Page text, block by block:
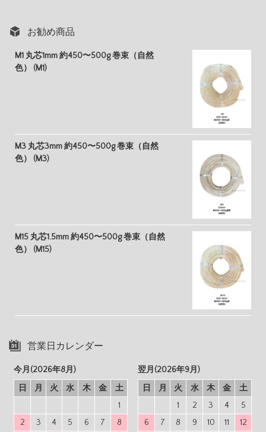
お勧め商品
M1 丸芯1mm 約450〜500g 巻束（自然
色） (M1)
M3 丸芯3mm 約450〜500g 巻束（自然
色） (M3)
M15 丸芯1.5mm 約450〜500g 巻束（自然
色） (M15)
営業日カレンダー
今月(2026年8月)
日
月 火 水 木 金
土
1
2
3 4 5 6 7 8
翌月(2026年9月)
日
月 火 水 木 金
土
1
2 3 4
5
6
7 8 9 10 11 12